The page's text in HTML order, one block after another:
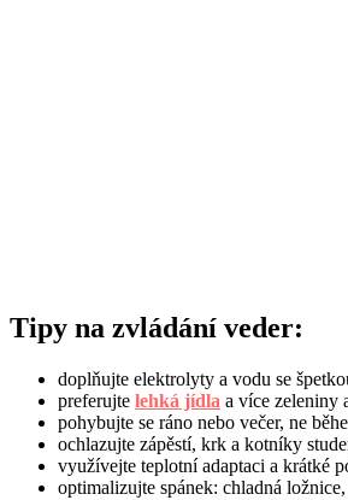
Tipy na zvládání veder:
doplňujte elektrolyty a vodu se
preferujte lehká jídla a více zeleniny
pohybujte se ráno nebo večer, ne
ochlazujte zápěstí, krk a kotníky
využívejte teplotní adaptaci a krátké
optimalizujte spánek: chladná